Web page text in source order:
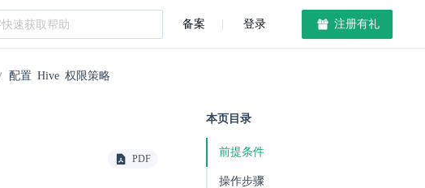
备案 登录 注册有礼
配置 Hive 权限策略
PDF
本页目录
前提条件
操作步骤